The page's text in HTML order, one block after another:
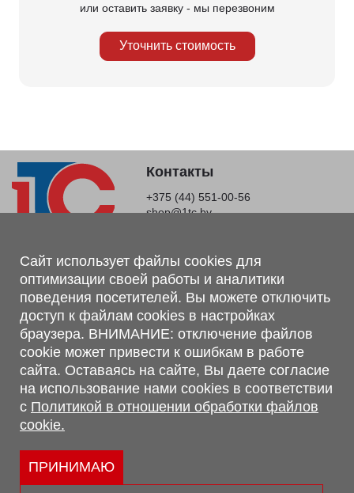
или оставить заявку - мы перезвоним
Уточнить стоимость
Контакты
+375 (44) 551-00-56
shop@1tc.by
Магазин, склад
г. Минск, Минский р-н, п. Привольный, ул. Мира, 20А,
223062
г. Брест, ул. Лейтенанта Рябцева, 108 В, 224701
Обращаем Ваше внимание, что вся предоставленная на сайте
информация, касающаяся комплектаций, технических
характеристик, цветовых сочетаний, а также стоимости и
сервисного обслуживания носит информационный характер и
не является публичной офертой, определяемой п.2 ст.407
Гражданского кодекса Республики Беларусь.
Политика обработки персональных данных
Политикой в отношении обработки файлов cookie.
Сайт использует файлы cookies для
оптимизации своей работы и аналитики
поведения посетителей. Вы можете отключить
доступ к файлам cookies в настройках
браузера. ВНИМАНИЕ: отключение файлов
cookie может привести к ошибкам в работе
сайта. Оставаясь на сайте, Вы даете согласие
на использование нами cookies в соответствии
с Политикой в отношении обработки файлов
cookie.
ПРИНИМАЮ